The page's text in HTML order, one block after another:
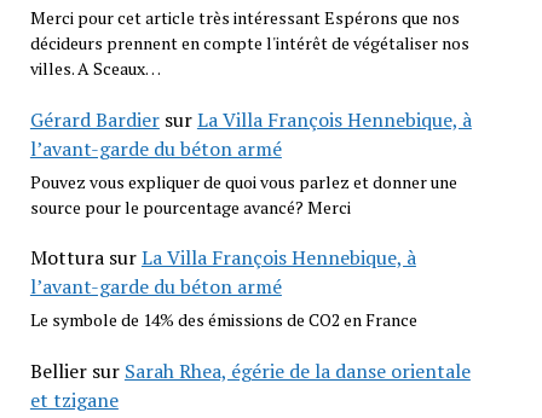
Merci pour cet article très intéressant Espérons que nos
décideurs prennent en compte l'intérêt de végétaliser nos
villes. A Sceaux…
Gérard BardiersurLa Villa François Hennebique, à
l’avant-garde du béton armé
Pouvez vous expliquer de quoi vous parlez et donner une
source pour le pourcentage avancé? Merci
MotturasurLa Villa François Hennebique, à
l’avant-garde du béton armé
Le symbole de 14% des émissions de CO2 en France
Belliersur Sarah Rhea, égérie de la danse orientale
et tzigane